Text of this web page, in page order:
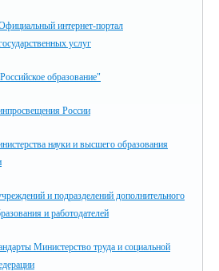
интернет-портал
услуг
образование"
России
науки и высшего образования
и подразделений дополнительного
и работодателей
Министерство труда и социальной